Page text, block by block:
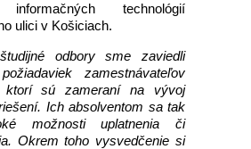
technológií
ulici v Košiciach.
odbory sme zaviedli
zamestnávateľov
sú zameraní na vývoj
Ich absolventom sa tak
možnosti uplatnenia či
Okrem toho vysvedčenie si